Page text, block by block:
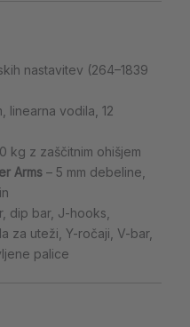
nastavitev (264–1839
linearna vodila, 12
kg z zaščitnim ohišjem
Arms – 5 mm debeline,
dip bar, J-hooks,
za uteži, Y-ročaji, V-bar,
palice